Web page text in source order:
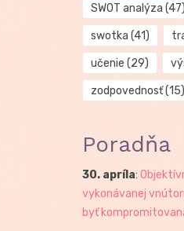
SWOT analýza (47)
swotka (41)
učenie (29)
zodpovednosť(15)
Poradňa
30. apríla:
vykonávanej
byť